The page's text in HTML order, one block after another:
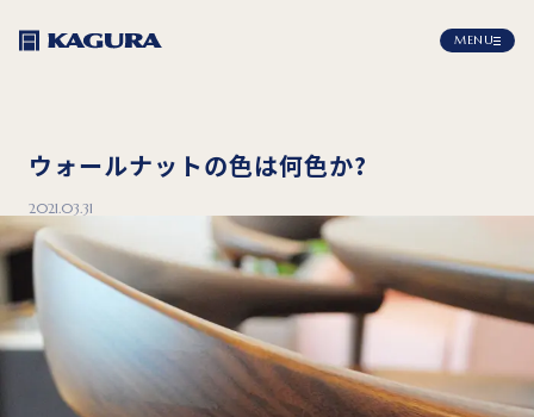
MENU
ウォールナットの色は何色か?
2021.03.31